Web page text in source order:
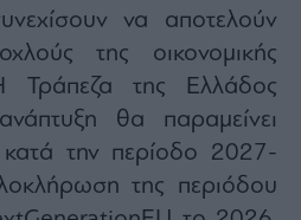
να αποτελούν
της οικονομικής
Τράπεζα της Ελλάδος
θα παραμείνει
την περίοδο 2027-
της περιόδου
το 2026.